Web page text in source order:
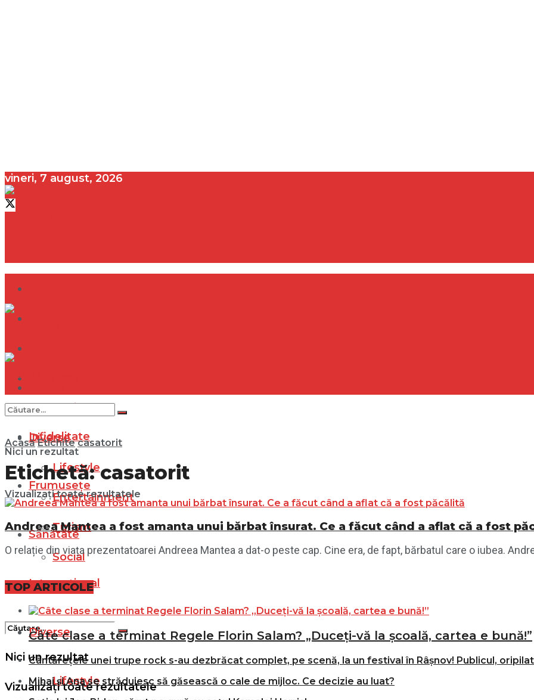
vineri, 7 august, 2026
Internațional
Diverse
Lifestyle
Entertainment
Turism
Social
Filme
Nici un rezultat
Vizualizați toate rezultatele
Infidelitate
Frumusețe
Sănătate
Internațional
Diverse
Lifestyle
Nici un rezultat
Vizualizați toate rezultatele
Acasă Etichite casatorit
Etichetă:casatorit
Andreea Mantea a fost amanta unui bărbat însurat. Ce a făcut când a aflat că a fost
O relație din viața prezentatoarei Andreea Mantea a dat-o peste cap. Cine era, de fapt, bărbatul care o iubea.
TOP ARTICOLE
Câte clase a terminat Regele Florin Salam? „Duceți-vă la școală, cartea e bună!”
Cântărețele unei trupe rock s-au dezbrăcat complet, pe scenă, la un festival în Râșnov! Publicul,
Mihai și Ana se străduiesc să găsească o cale de mijloc. Ce decizie au luat?